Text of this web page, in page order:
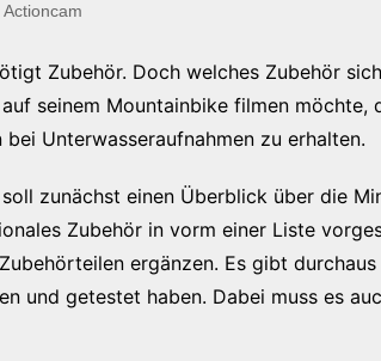
Actioncam
Zubehör. Doch welches Zubehör
seinem Mountainbike filmen
bei Unterwasseraufnahmen zu erhalten.
zunächst einen Überblick über die
Zubehör in vorm einer Liste
ergänzen. Es gibt
und getestet haben. Dabei muss es